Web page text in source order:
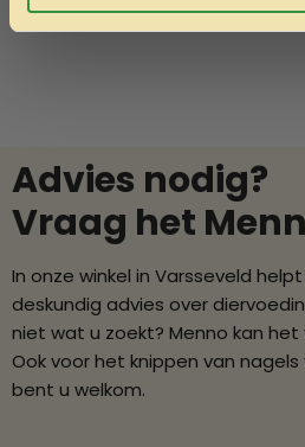
Advies nodig?
Vraag het
In onze winkel in Varsseveld
deskundig advies over
niet wat u zoekt? Menno kan
Ook voor het knippen van nagels
bent u welkom.